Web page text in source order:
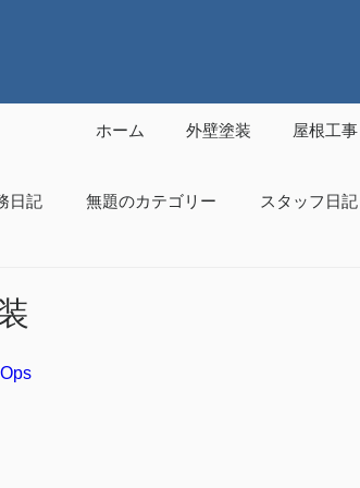
ホーム 外壁塗装 屋根工事
日記 無題のカテゴリー スタッフ日記